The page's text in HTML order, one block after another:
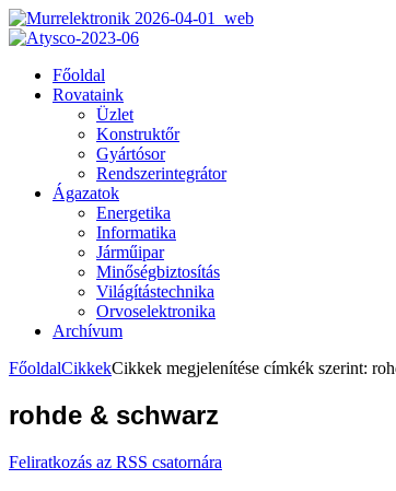
Főoldal
Rovataink
Üzlet
Konstruktőr
Gyártósor
Rendszerintegrátor
Ágazatok
Energetika
Informatika
Járműipar
Minőségbiztosítás
Világítástechnika
Orvoselektronika
Archívum
FőoldalCikkekCikkek megjelenítése címkék szerint:
rohde & schwarz
Feliratkozás az RSS csatornára